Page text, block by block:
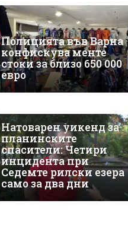
Полицията във Варна
конфискува менте
стоки за близо 650 000
евро
Натоварен уикенд за
планинските
спасители: Четири
инцидента при
Седемте рилски езера
само за два дни